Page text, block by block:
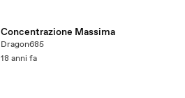
Concentrazione Massima
Dragon685
18 anni fa